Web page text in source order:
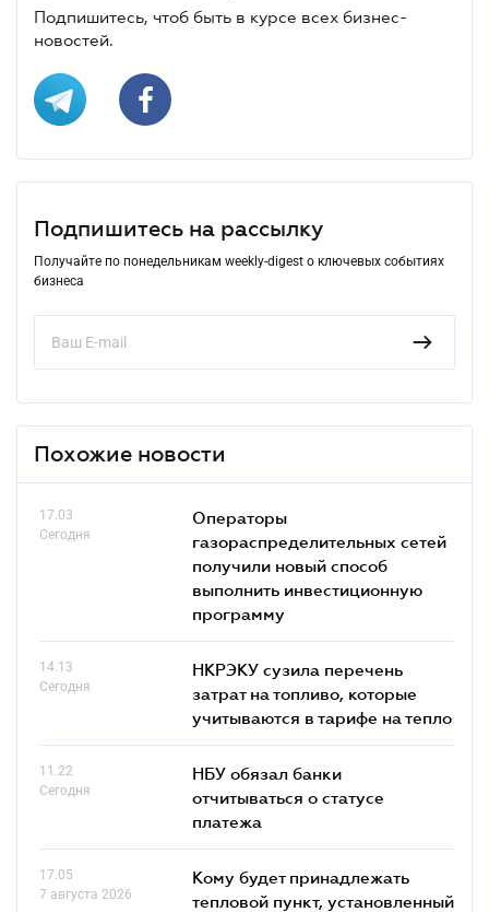
Подпишитесь, чтоб быть в курсе всех бизнес-
новостей.
Подпишитесь на рассылку
Получайте по понедельникам weekly-digest о ключевых событиях
бизнеса
Похожие новости
17.03
Сегодня
Операторы
газораспределительных сетей
получили новый способ
выполнить инвестиционную
программу
14.13
Сегодня
НКРЭКУ сузила перечень
затрат на топливо, которые
учитываются в тарифе на тепло
11.22
Сегодня
НБУ обязал банки
отчитываться о статусе
платежа
17.05
7 августа 2026
Кому будет принадлежать
тепловой пункт, установленный